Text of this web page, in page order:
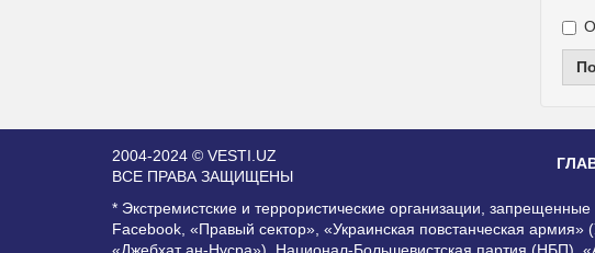
2004-2024 © VESTI.UZ
ВСЕ ПРАВА ЗАЩИЩЕНЫ
* Экстремистские и террористические организации,
Facebook, «Правый сектор», «Украинская повстанческая
«Джебхат ан-Нусра»), Национал-Большевистская партия (НБП),